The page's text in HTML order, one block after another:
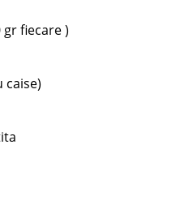
gr fiecare )
caise)